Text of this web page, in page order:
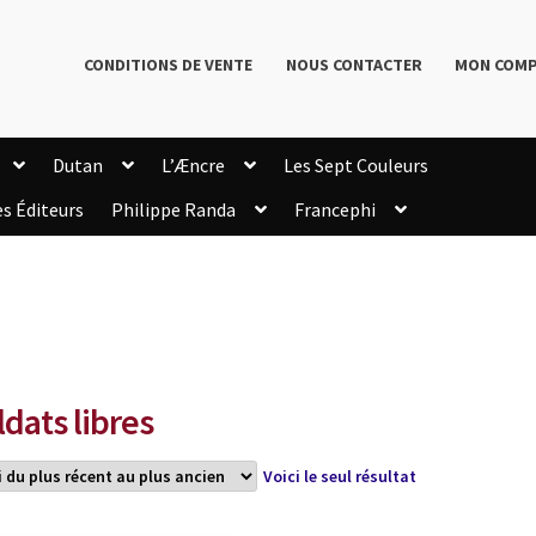
CONDITIONS DE VENTE NOUS CONTACTER MON
Dutan L’Æncre
Les Sept Couleurs
Éditeurs Philippe Randa
Francephi
libres
Voici le seul résultat